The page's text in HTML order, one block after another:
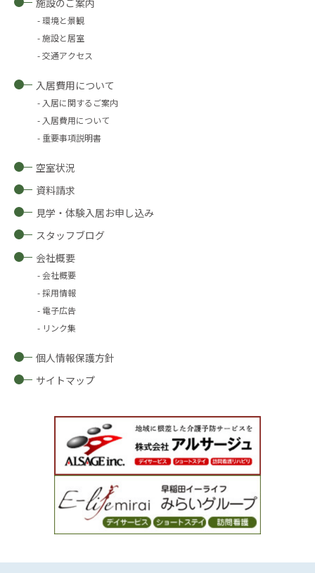
施設のご案内
環境と景観
施設と居室
交通アクセス
入居費用について
入居に関するご案内
入居費用について
重要事項説明書
空室状況
資料請求
見学・体験入居お申し込み
スタッフブログ
会社概要
会社概要
採用情報
電子広告
リンク集
個人情報保護方針
サイトマップ